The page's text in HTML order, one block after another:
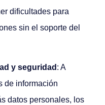
dificultades para
sin el soporte del
y seguridad : A
de información
datos personales, los